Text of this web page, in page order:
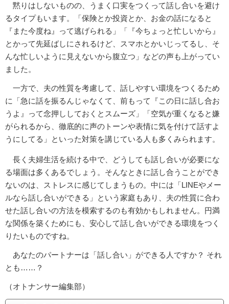
黙りはしないものの、うまく口実をつくって話し合いを避け
るタイプもいます。「保険とか投資とか、お金の話になると
『また今度ね』って逃げられる」「『今ちょっと忙しいから』
とかって先延ばしにされるけど、スマホとかいじってるし、そ
んな忙しいように見えないから腹立つ」などの声も上がってい
ました。
一方で、夫の性質を考慮して、話しやすい環境をつくるため
に「急に話を振るんじゃなくて、前もって『この日に話し合お
うよ』って念押ししておくとスムーズ」「空気が重くなると嫌
がられるから、徹底的に声のトーンや表情に気を付けて話すよ
うにしてる」といった対策を講じている人も多くみられます。
長く夫婦生活を続ける中で、どうしても話し合いが必要にな
る場面は多くあるでしょう。そんなときに話し合うことができ
ないのは、ストレスに感じてしまうもの。中には「LINEやメー
ルなら話し合いができる」という家庭もあり、夫の性質に合わ
せた話し合いの方法を模索するのも有効かもしれません。円満
な関係を築くためにも、安心して話し合いができる環境をつく
りたいものですね。
あなたのパートナーは「話し合い」ができる人ですか？ それ
とも……？
（オトナンサー編集部）